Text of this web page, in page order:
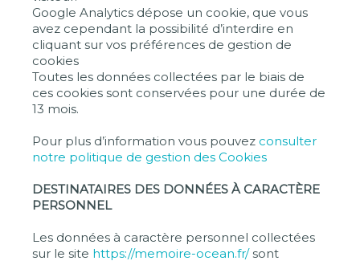
Google Analytics dépose un cookie, que vous
avez cependant la possibilité d’interdire en
cliquant sur vos préférences de gestion de
cookies
Toutes les données collectées par le biais de
ces cookies sont conservées pour une durée de
13 mois.
Pour plus d’information vous pouvez consulter
notre politique de gestion des Cookies
DESTINATAIRES DES DONNÉES À CARACTÈRE
PERSONNEL
Les données à caractère personnel collectées
sur le site https://memoire-ocean.fr/sont